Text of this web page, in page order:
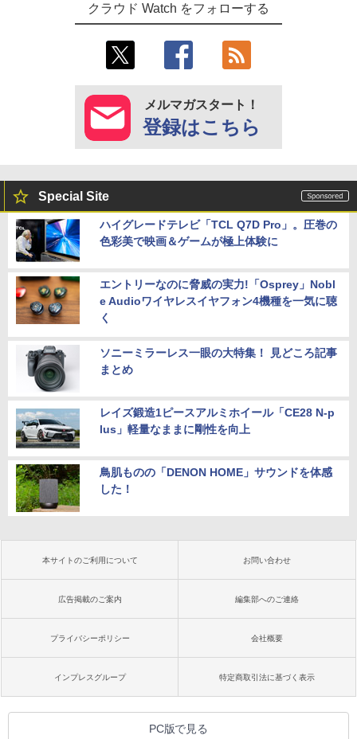
クラウド Watch をフォローする
メルマガスタート！
登録はこちら
Special Site
ハイグレードテレビ「TCL Q7D Pro」。圧巻の
色彩美で映画＆ゲームが極上体験に
エントリーなのに脅威の実力!「Osprey」Nobl
e Audioワイヤレスイヤフォン4機種を一気に聴
く
ソニーミラーレス一眼の大特集！ 見どころ記事
まとめ
レイズ鍛造1ピースアルミホイール「CE28 N-p
lus」軽量なままに剛性を向上
鳥肌ものの「DENON HOME」サウンドを体感
した！
本サイトのご利用について お問い合わせ
広告掲載のご案内 編集部へのご連絡
プライバシーポリシー 会社概要
インプレスグループ 特定商取引法に基づく表示
PC版で見る